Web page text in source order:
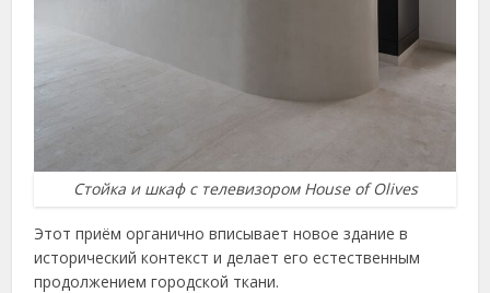
Стойка и шкаф с телевизором House of Olives
Этот приём органично вписывает новое здание в
исторический контекст и делает его естественным
продолжением городской ткани.